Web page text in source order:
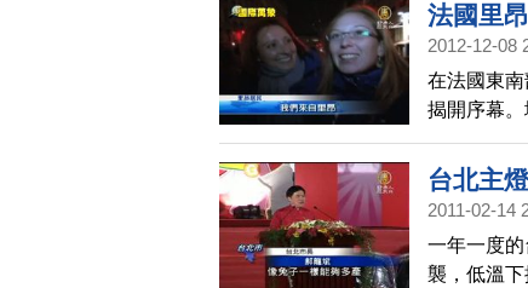
法國里
2012-12-08
在法國東
揭開序幕
貝勒庫廣
台北主
2011-02-14
一年一度
襲，低溫